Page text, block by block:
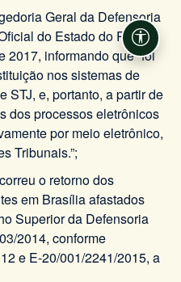
Geral da Defensoria
do Estado do Rio de
2017, informando que “foi
nos sistemas de
STJ, e, portanto, a partir de
dos processos eletrônicos
por meio eletrônico,
Tribunais.”;
o retorno dos
em Brasília afastados
Superior da Defensoria
2014, conforme
e E-20/001/2241/2015, a